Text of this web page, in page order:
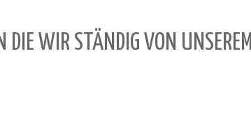
DIE WIR STÄNDIG VON UNSEREM